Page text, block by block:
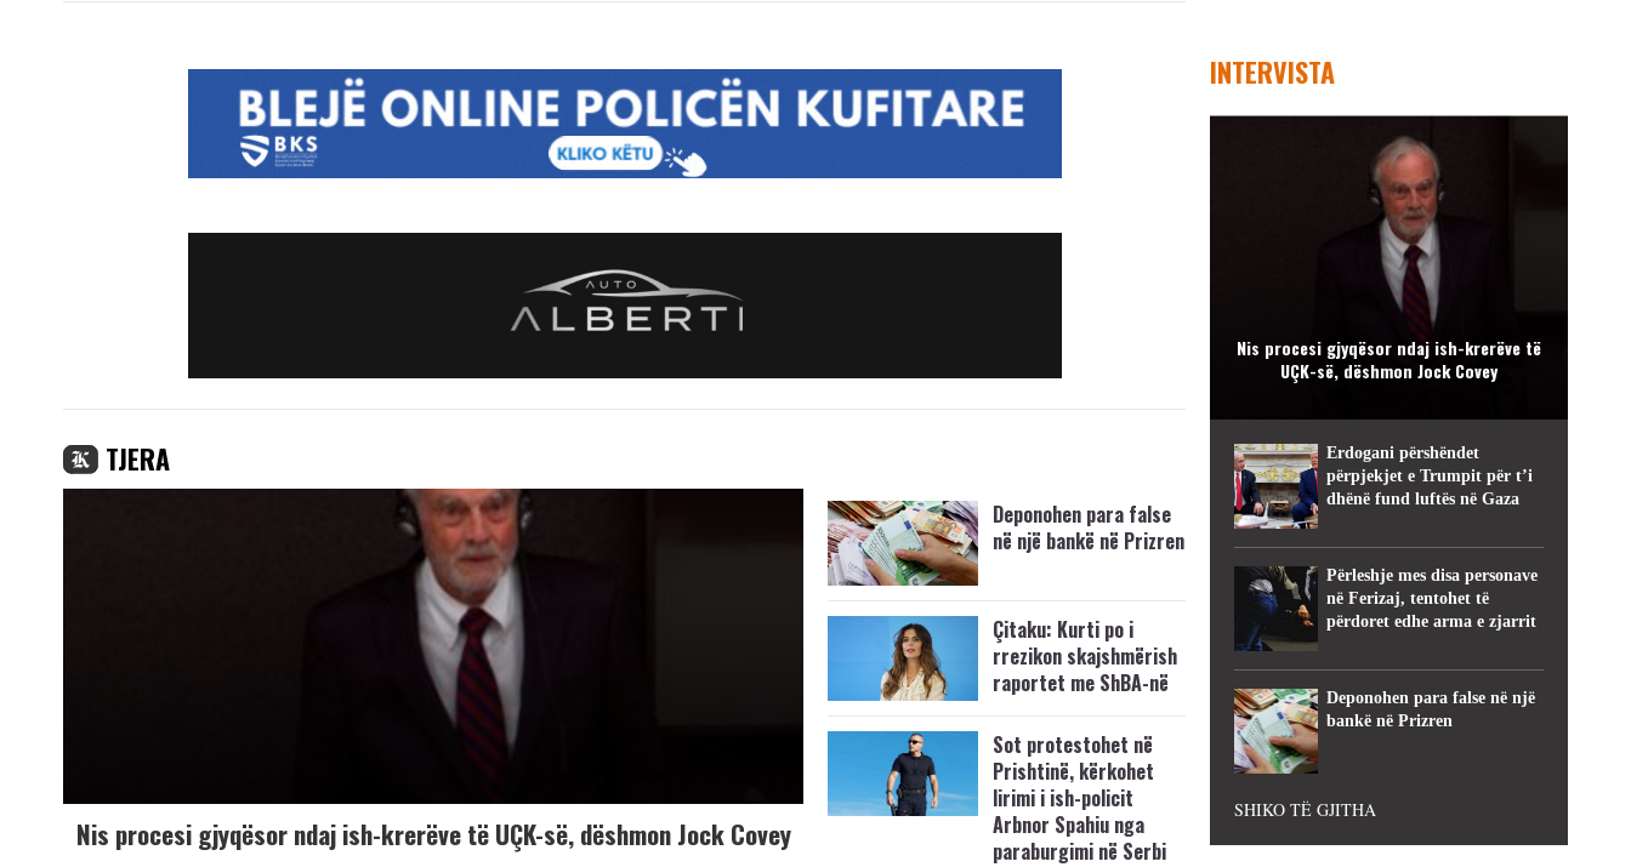
TJERA
Nis procesi gjyqësor ndaj ish-krerëve të UÇK-së, dëshmon Jock Covey
Deponohen para false
në një bankë në Prizren
Çitaku: Kurti po i
rrezikon skajshmërish
raportet me ShBA-në
Sot protestohet në
Prishtinë, kërkohet
lirimi i ish-policit
Arbnor Spahiu nga
paraburgimi në Serbi
INTERVISTA
Nis procesi gjyqësor ndaj ish-krerëve të
UÇK-së, dëshmon Jock Covey
Erdogani përshëndet
përpjekjet e Trumpit për t’i
dhënë fund luftës në Gaza
Përleshje mes disa personave
në Ferizaj, tentohet të
përdoret edhe arma e zjarrit
Deponohen para false në një
bankë në Prizren
SHIKO TË GJITHA